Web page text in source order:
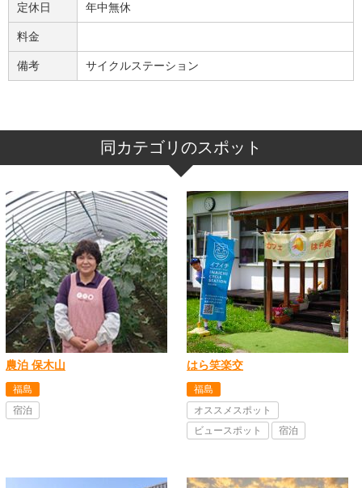
定休日 年中無休
料金
備考 サイクルステーション
同カテゴリのスポット
農泊 保木山
福島
宿泊
はら笑楽交
福島
オススメスポット
ビュースポット
宿泊